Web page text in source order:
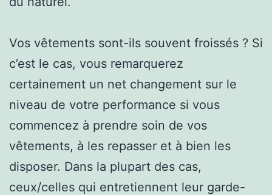
Vos vêtements sont-ils souvent froissés ? Si
c’est le cas, vous remarquerez
certainement un net changement sur le
niveau de votre performance si vous
commencez à prendre soin de vos
vêtements, à les repasser et à bien les
disposer. Dans la plupart des cas,
ceux/celles qui entretiennent leur garde-